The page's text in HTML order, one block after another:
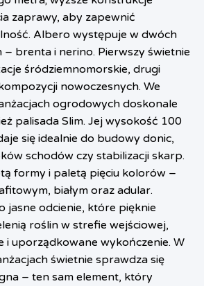
zaprawy, aby zapewnić
Albero występuje w dwóch
brenta i nerino. Pierwszy świetnie
śródziemnomorskie, drugi
nowoczesnych. We
ogrodowych doskonale
palisada Slim. Jej wysokość 100
się idealnie do budowy donic,
schodów czy stabilizacji skarp.
formy i paletą pięciu kolorów –
białym oraz adular.
jasne odcienie, które pięknie
roślin w strefie wejściowej,
i uporządkowane wykończenie. W
świetnie sprawdza się
– ten sam element, który